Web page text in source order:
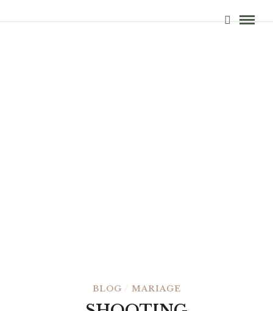
BLOG / MARIAGE